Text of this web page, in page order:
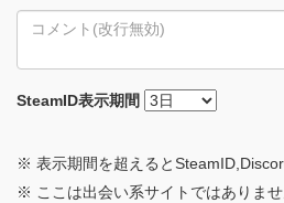
SteamID表示期間
※ 表示期間を超えると
※ ここは出会い系サイトではありま